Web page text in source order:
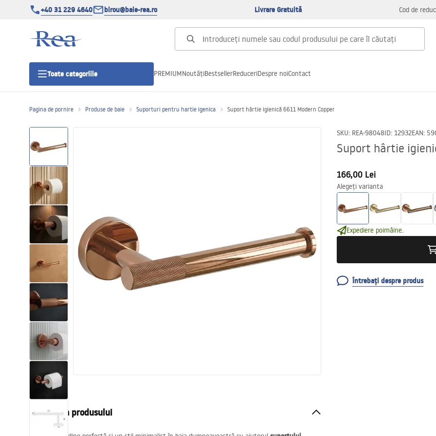
+40 31 229 4640 birou@baie-rea.ro Livrare Gratuită Cod de
Toate categoriile
Usi pentru cabine de dus
Rigole Liniare
Vase WC si Bideuri
Lavoare
Cazi cu paravane
Dusuri
Accesorii și mobilier pentru baie
PREMIUMNoutățiBestsellerReduceriDespre noiContact
Pagina de pornire Produse de baie Suporturi pentru hartie igenica Suport hârtie igienică 6611 Modern Copper
SKU: REA-98048ID: 12932EAN:
Suport hârtie
166,00 Lei
Alegeți varianta
Expediere poimâine.
Întrebați despre produs
Descrierea produsului